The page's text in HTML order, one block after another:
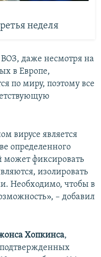
неделя
ВОЗ, даже несмотря на
в Европе,
по миру, поэтому все
вирусе является
определенного
может фиксировать
изолировать
Необходимо, чтобы в
– добавил
Хопкинса,